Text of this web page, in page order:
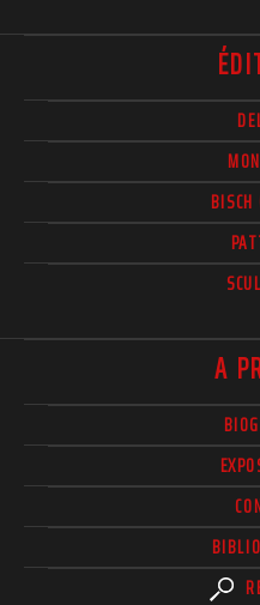
BISCH
A